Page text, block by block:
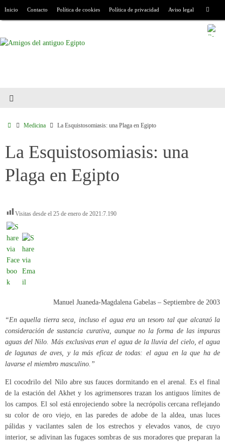
Inicio Contacto Política de cookies Política de privacidad Aviso legal
Medicina La Esquistosomiasis: una Plaga en Egipto
La Esquistosomiasis: una
Plaga en Egipto
Visitas desde el 25 de enero de 2021:7.190
Manuel Juaneda-Magdalena Gabelas – Septiembre de 2003
“En aquella tierra seca, incluso el agua era un tesoro tal que alcanzó la
consideración de sustancia curativa, aunque no la forma de las impuras
aguas del Nilo. Más exclusivas eran el agua de la lluvia del cielo, el agua
de lagunas de aves, y la más eficaz de todas: el agua en la que ha de
lavarse el miembro masculino.”
El cocodrilo del Nilo abre sus fauces dormitando en el arenal. Es el final
de la estación del Akhet y los agrimensores trazan los antiguos límites de
los campos. El sol está enrojeciendo sobre la necrópolis cercana reflejando
su color de oro viejo, en las paredes de adobe de la aldea, unas luces
pálidas y vacilantes salen de los estrechos y elevados vanos, de cuyo
interior, se adivinan las fugaces sombras de sus moradores que preparan la